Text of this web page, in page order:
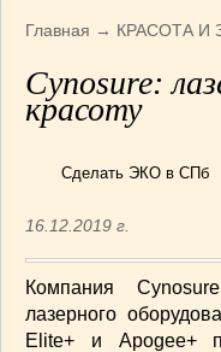
Армянская(4)
Грузинская (10)
Индийская
Итальянская(14)
Узбекская
Швейцарская(6)
Главная → КРАСОТА И
Cynosure:
красоту
Сделать ЭКО в СПб
16.12.2019 г.
Компания
лазерного
Elite+ и Apogee+